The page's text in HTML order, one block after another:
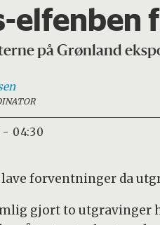
elfenben
på Grønland
- 04:30
forventninger da
gjort to utgravinger